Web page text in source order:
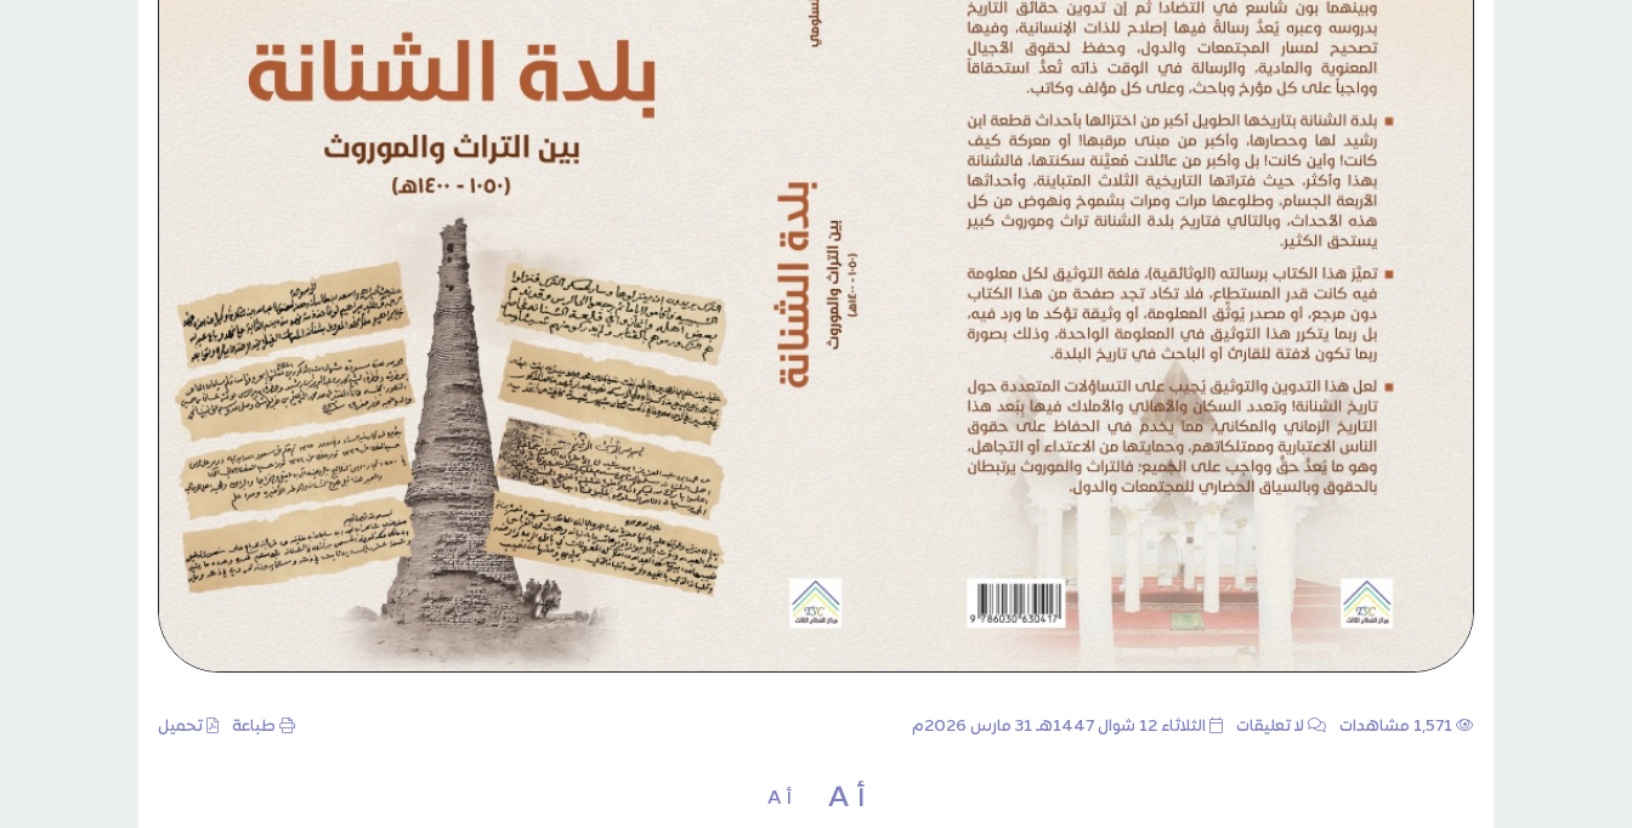
لا تعليقات الثلاثاء 12 شوال 1447هـ 31 مارس 2026م طباعة تحميل
أ A أ A